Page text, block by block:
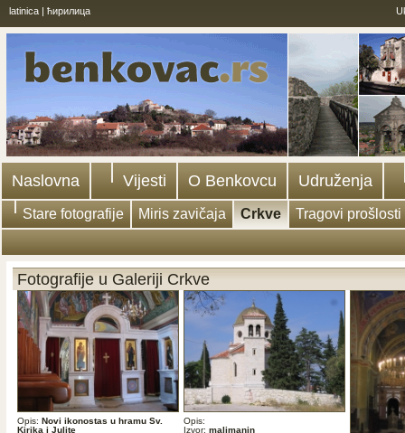
latinica | ћирилица
Naslovna Vijesti O Benkovcu Udruženja
Stare fotografije Miris zavičaja Crkve Tragovi prošlosti
Fotografije u Galeriji Crkve
Opis: Novi ikonostas u hramu Sv.
Kirika i Julite
Opis:
Izvor: malimanin